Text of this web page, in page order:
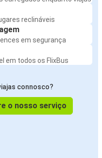
reclináveis
em segurança
em todos os FlixBus
connosco?
o nosso serviço